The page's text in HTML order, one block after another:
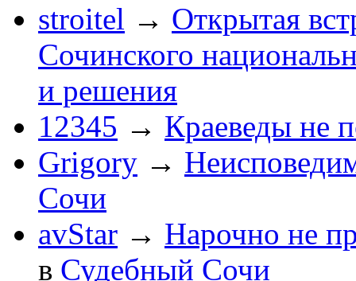
stroitel → Открытая
Сочинского
и решения
12345 → Краеведы не
Grigory →
Сочи
avStar → Нарочно не
в Судебный Сочи